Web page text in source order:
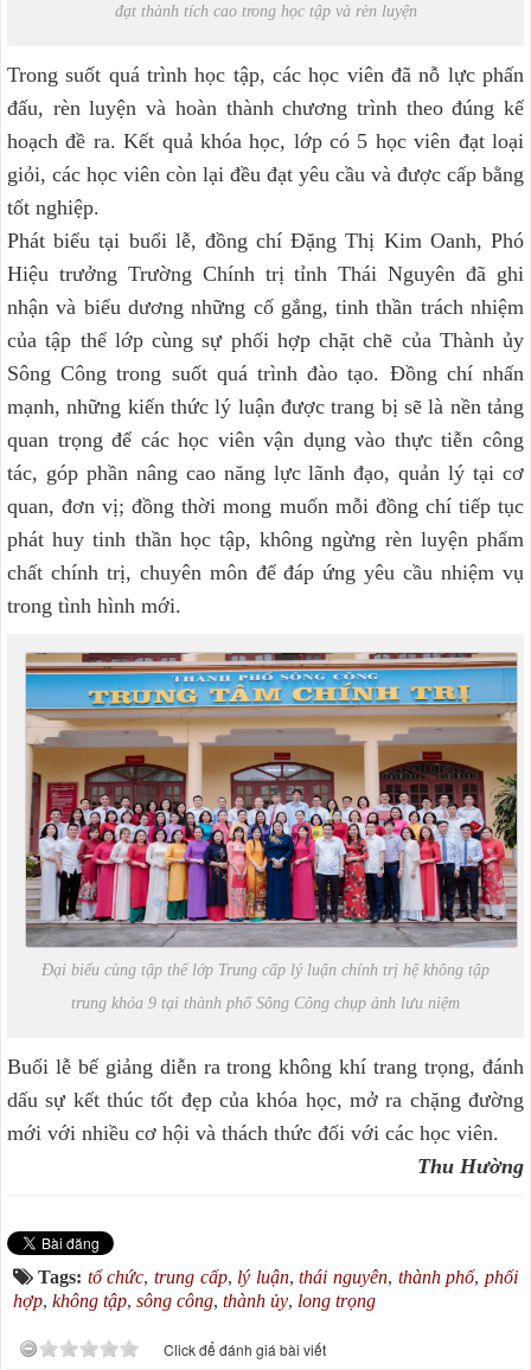
đạt thành tích cao trong học tập và rèn luyện
Trong suốt quá trình học tập, các học viên đã nỗ lực phấn
đấu, rèn luyện và hoàn thành chương trình theo đúng kế
hoạch đề ra. Kết quả khóa học, lớp có 5 học viên đạt loại
giỏi, các học viên còn lại đều đạt yêu cầu và được cấp bằng
tốt nghiệp.
Phát biểu tại buổi lễ, đồng chí Đặng Thị Kim Oanh, Phó
Hiệu trưởng Trường Chính trị tỉnh Thái Nguyên đã ghi
nhận và biểu dương những cố gắng, tinh thần trách nhiệm
của tập thể lớp cùng sự phối hợp chặt chẽ của Thành ủy
Sông Công trong suốt quá trình đào tạo. Đồng chí nhấn
mạnh, những kiến thức lý luận được trang bị sẽ là nền tảng
quan trọng để các học viên vận dụng vào thực tiễn công
tác, góp phần nâng cao năng lực lãnh đạo, quản lý tại cơ
quan, đơn vị; đồng thời mong muốn mỗi đồng chí tiếp tục
phát huy tinh thần học tập, không ngừng rèn luyện phẩm
chất chính trị, chuyên môn để đáp ứng yêu cầu nhiệm vụ
trong tình hình mới.
Đại biểu cùng tập thể lớp Trung cấp lý luận chính trị hệ không tập
trung khóa 9 tại thành phố Sông Công chụp ảnh lưu niệm
Buổi lễ bế giảng diễn ra trong không khí trang trọng, đánh
dấu sự kết thúc tốt đẹp của khóa học, mở ra chặng đường
mới với nhiều cơ hội và thách thức đối với các học viên.
Thu Hường
Tags: tổ chức, trung cấp, lý luận,thái nguyên, thành phố,phối
hợp, không tập, sông công, thành ủy, long trọng
Click để đánh giá bài viết